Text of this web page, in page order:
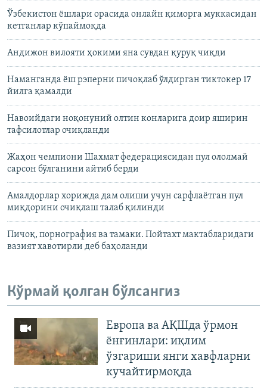
Ўзбекистон ёшлари орасида онлайн қиморга муккасидан
кетганлар кўпаймоқда
Андижон вилояти ҳокими яна сувдан қуруқ чиқди
Наманганда ёш рэперни пичоқлаб ўлдирган тиктокер 17
йилга қамалди
Навоийдаги ноқонуний олтин конларига доир яширин
тафсилотлар очиқланди
Жаҳон чемпиони Шахмат федерациясидан пул ололмай
сарсон бўлганини айтиб берди
Амалдорлар хорижда дам олиши учун сарфлаётган пул
миқдорини очиқлаш талаб қилинди
Пичоқ, порнография ва тамаки. Пойтахт мактабларидаги
вазият хавотирли деб баҳоланди
Кўрмай қолган бўлсангиз
Европа ва АҚШда ўрмон
ёнғинлари: иқлим
ўзгариши янги хавфларни
кучайтирмоқда